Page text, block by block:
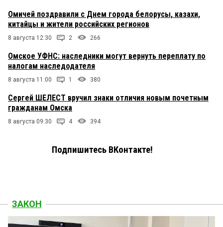
Омичей поздравили с Днем города белорусы, казахи,
китайцы и жители российских регионов
8 августа 12:30 2 266
Омское УФНС: наследники могут вернуть переплату по
налогам наследодателя
8 августа 11:00 1 380
Сергей ШЕЛЕСТ вручил знаки отличия новым почетным
гражданам Омска
8 августа 09:30 4 394
Подпишитесь ВКонтакте!
ЗАКОН